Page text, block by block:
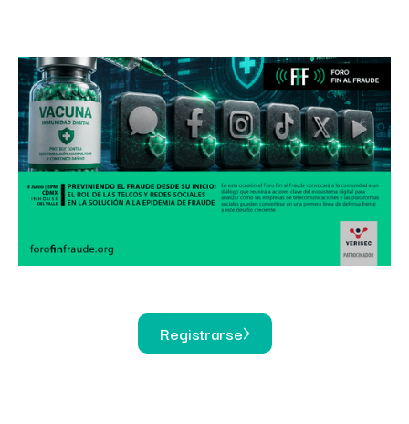
Registrarse